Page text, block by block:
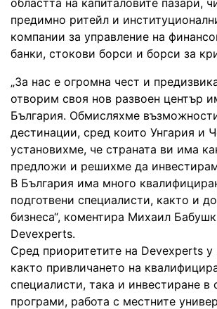
предимно ритейл и
компании за управление на
банки, стокови борси и борси за
„За нас е огромна чест и
отворим своя нов развоен център
България. Обмисляхме
дестинации, сред които Унгария и
установихме, че страната ви има
предложи и решихме да
В България има много
подготвени специалисти, както и
бизнеса“, коментира Михаил
Devexperts.
Сред приоритетите на Devexperts у
както привличането на
специалисти, така и инвестиране в
програми, работа с местните